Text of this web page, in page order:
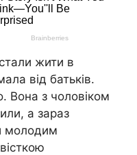
жити в
від батьків.
Вона з чоловіком
а зараз
молодим